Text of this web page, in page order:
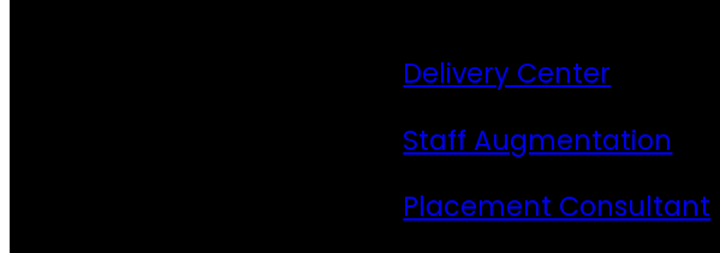
Delivery Center
Staff Augmentation
Placement Consultant